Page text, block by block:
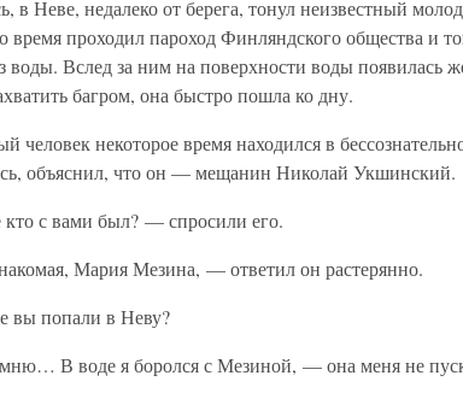
в Неве, недалеко от берега, тонул неизвестный
время проходил пароход Финляндского общества и
воды. Вслед за ним на поверхности воды появилась
багром, она быстро пошла ко дну.
человек некоторое время находился в
объяснил, что он — мещанин Николай Укшинский.
с вами был? — спросили его.
Мария Мезина, — ответил он растерянно.
попали в Неву?
В воде я боролся с Мезиной, — она меня не